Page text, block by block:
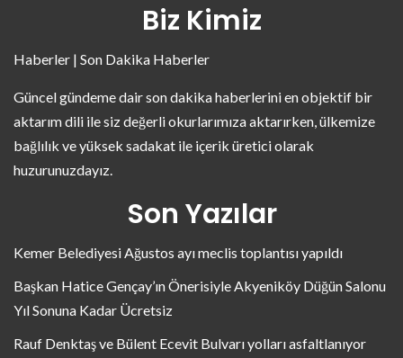
Biz Kimiz
Haberler | Son Dakika Haberler
Güncel gündeme dair son dakika haberlerini en objektif bir
aktarım dili ile siz değerli okurlarımıza aktarırken, ülkemize
bağlılık ve yüksek sadakat ile içerik üretici olarak
huzurunuzdayız.
Son Yazılar
Kemer Belediyesi Ağustos ayı meclis toplantısı yapıldı
Başkan Hatice Gençay’ın Önerisiyle Akyeniköy Düğün Salonu
Yıl Sonuna Kadar Ücretsiz
Rauf Denktaş ve Bülent Ecevit Bulvarı yolları asfaltlanıyor